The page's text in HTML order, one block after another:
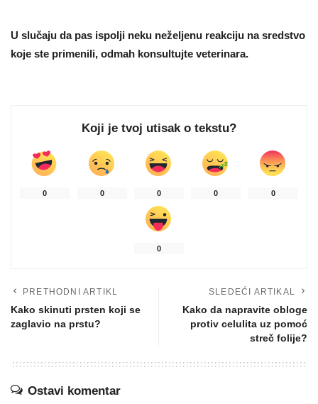
U slučaju da pas ispolji neku neželjenu reakciju na sredstvo
koje ste primenili, odmah konsultujte veterinara.
Koji je tvoj utisak o tekstu?
0 0 0 0 0
0
PRETHODNI ARTIKL
Kako skinuti prsten koji se
zaglavio na prstu?
SLEDEĆI ARTIKAL
Kako da napravite obloge
protiv celulita uz pomoć
streč folije?
Ostavi komentar